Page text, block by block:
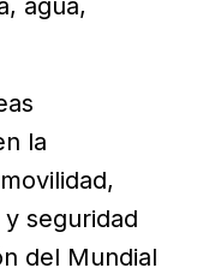
la
seguridad
del Mundial